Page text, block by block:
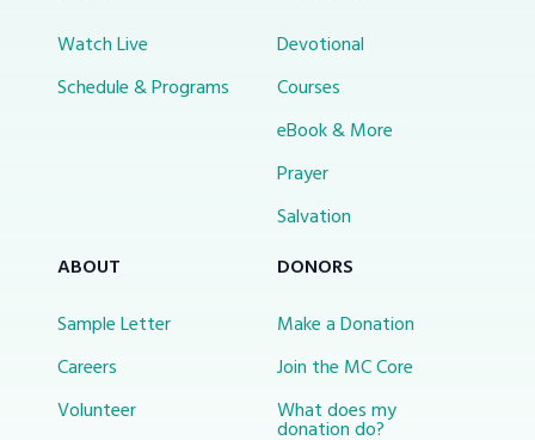
Watch Live
Schedule & Programs
Devotional
Courses
eBook & More
Prayer
Salvation
ABOUT
Sample Letter
Careers
Volunteer
DONORS
Make a Donation
Join the MC Core
What does my
donation do?